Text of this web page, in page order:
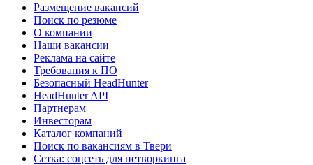
Размещение вакансий
Поиск по резюме
О компании
Наши вакансии
Реклама на сайте
Требования к ПО
Безопасный HeadHunter
HeadHunter API
Партнерам
Инвесторам
Каталог компаний
Поиск по вакансиям в Твери
Сетка: соцсеть для нетворкинга